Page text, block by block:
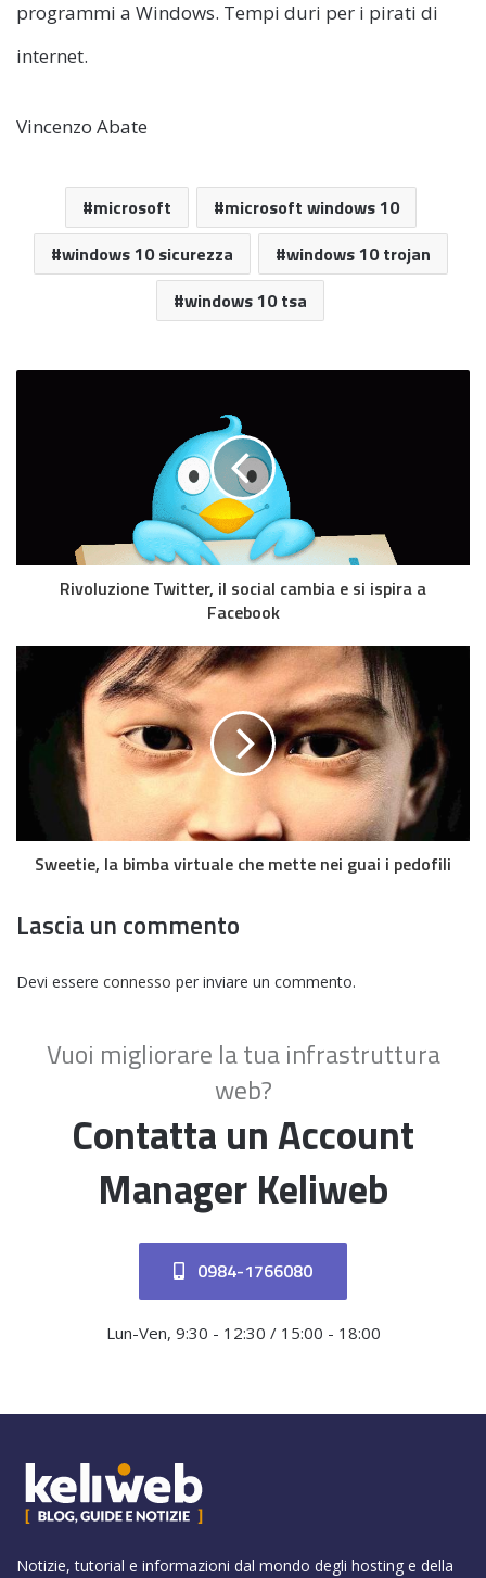
programmi a Windows. Tempi duri per i pirati di
internet.
Vincenzo Abate
microsoft
microsoft windows 10
windows 10 sicurezza
windows 10 trojan
windows 10 tsa
Rivoluzione Twitter, il social cambia e si ispira a
Facebook
Sweetie, la bimba virtuale che mette nei guai i pedofili
Lascia un commento
Devi essere connesso per inviare un commento.
Vuoi migliorare la tua infrastruttura
web?
Contatta un Account
Manager Keliweb
0984-1766080
Lun-Ven, 9:30 - 12:30 / 15:00 - 18:00
Notizie, tutorial e informazioni dal mondo degli hosting e della